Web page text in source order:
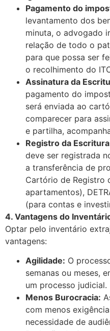
Pagamento do
levantamento dos
minuta, o advogado
relação de todo o
para que possa ser
o recolhimento do
Assinatura da
pagamento do
será enviada ao
comparecer para
e partilha,
Registro da
deve ser registrada
a transferência de
Cartório de Registro
apartamentos),
(para contas e
4. Vantagens do
Optar pelo inventário
vantagens:
Agilidade: O
semanas ou meses,
um processo judicial.
Menos Burocracia:
com menos
necessidade de